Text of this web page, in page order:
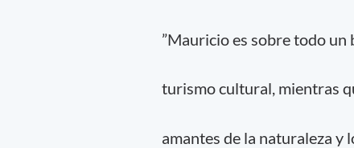
”Mauricio es sobre todo un
turismo cultural, mientras
amantes de la naturaleza y